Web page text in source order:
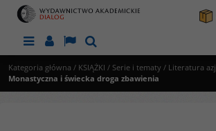
MenuPanelLangSzukaj
Kategoria główna / KSIĄŻKI / Serie i tematy / Literatura
Monastyczna i świecka droga zbawienia